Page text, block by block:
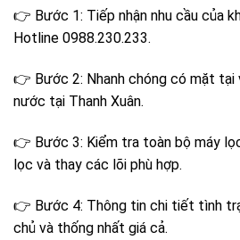
👉 Bước 1: Tiếp nhận nhu cầu của
Hotline 0988.230.233.
👉 Bước 2: Nhanh chóng có mặt
nước tại Thanh Xuân.
👉 Bước 3: Kiểm tra toàn bộ máy
lọc và thay các lõi phù hợp.
👉 Bước 4: Thông tin chi tiết tình
chủ và thống nhất giá cả.